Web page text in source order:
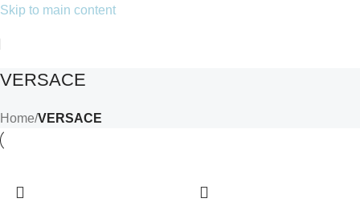
Skip to main content
VERSACE
Home/VERSACE